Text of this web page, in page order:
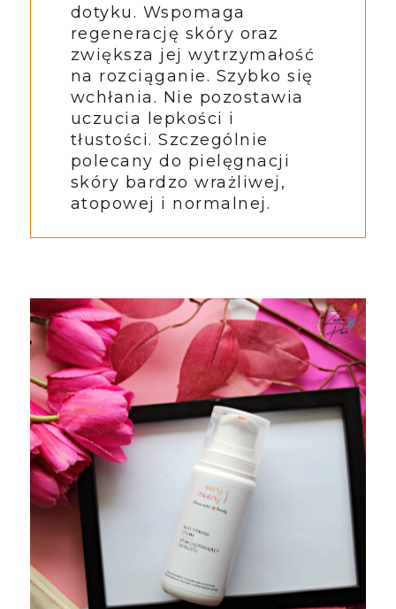
dotyku. Wspomaga
regenerację skóry oraz
zwiększa jej wytrzymałość
na rozciąganie. Szybko się
wchłania. Nie pozostawia
uczucia lepkości i
tłustości. Szczególnie
polecany do pielęgnacji
skóry bardzo wrażliwej,
atopowej i normalnej.